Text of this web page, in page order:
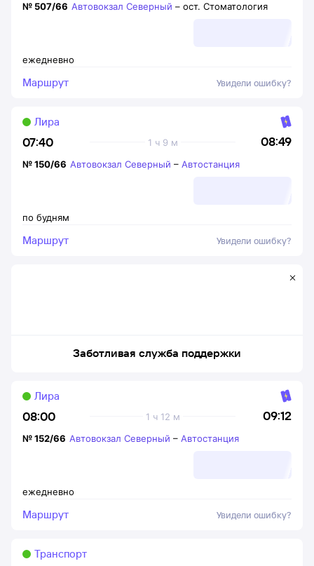
ежедневно
№ 507/66 Автовокзал Северный – ост. Стоматология
Маршрут Увидели ошибку?
07:40 08:49
1 ч 9 м
Лира
по будням
№150/66 Автовокзал Северный – Автостанция
Маршрут Увидели ошибку?
Заботливая служба поддержки
08:00 09:12
1 ч 12 м
Лира
ежедневно
№152/66 Автовокзал Северный – Автостанция
Маршрут Увидели ошибку?
Транспорт